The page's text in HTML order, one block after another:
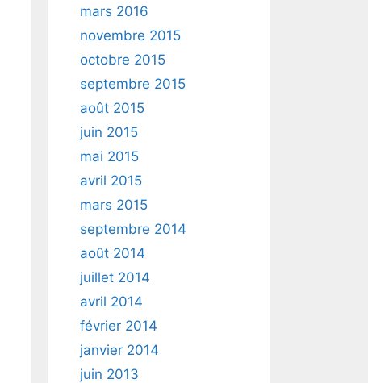
mars 2016
novembre 2015
octobre 2015
septembre 2015
août 2015
juin 2015
mai 2015
avril 2015
mars 2015
septembre 2014
août 2014
juillet 2014
avril 2014
février 2014
janvier 2014
juin 2013